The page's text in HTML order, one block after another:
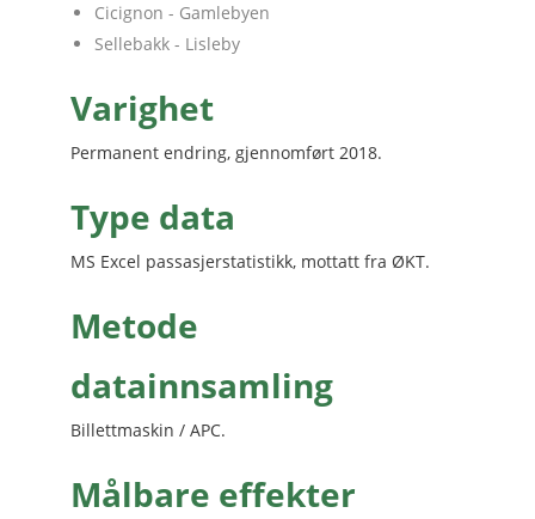
Cicignon - Gamlebyen
Sellebakk - Lisleby
Varighet
Permanent endring, gjennomført 2018.
Type data
MS Excel passasjerstatistikk, mottatt fra ØKT.
Metode
datainnsamling
Billettmaskin / APC.
Målbare effekter